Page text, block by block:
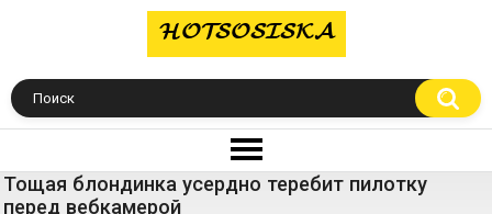
Тощая блондинка усердно теребит пилотку
перед вебкамерой